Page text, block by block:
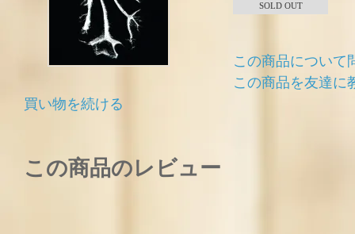
SOLD OUT
この商品について
この商品を友達に
買い物を続ける
この商品のレビュー